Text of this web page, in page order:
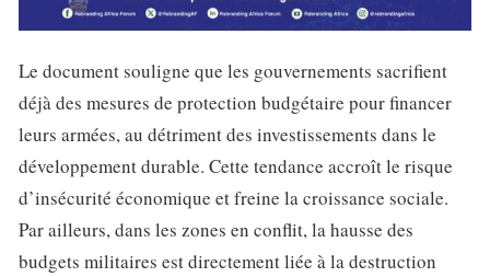
Le document souligne que les gouvernements sacrifient
déjà des mesures de protection budgétaire pour financer
leurs armées, au détriment des investissements dans le
développement durable. Cette tendance accroît le risque
d’insécurité économique et freine la croissance sociale.
Par ailleurs, dans les zones en conflit, la hausse des
budgets militaires est directement liée à la destruction